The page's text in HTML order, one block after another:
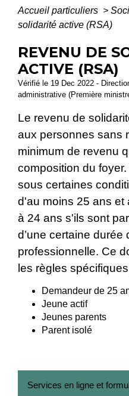
Accueil particuliers >
solidarité active (RSA)
REVENU DE
ACTIVE (RSA)
Vérifié le 19 Dec 2022 -
administrative (Première
Le revenu de
aux personnes sans
minimum de revenu
composition du
sous certaines
d'au moins 25 ans et
à 24 ans s'ils sont
d’une certaine durée
professionnelle. Ce
les règles
Demandeur de 25
Jeune actif
Jeunes parents
Parent isolé
Services en ligne et